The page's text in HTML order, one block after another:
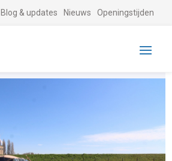
Blog & updates Nieuws Openingstijden